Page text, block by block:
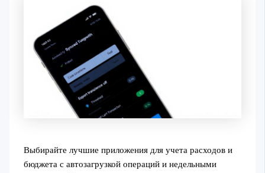
Выбирайте лучшие приложения для учета расходов и
бюджета с автозагрузкой операций и недельными